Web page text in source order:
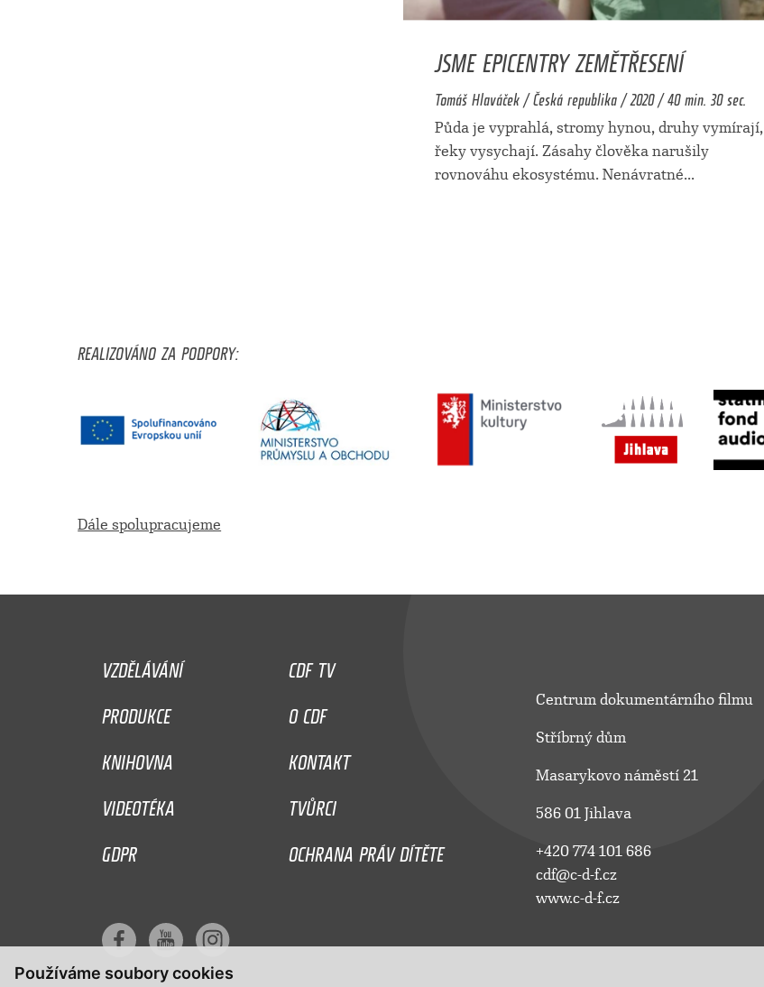
Používáme soubory cookies
JSME EPICENTRY ZEMĚTŘESENÍ
Tomáš Hlaváček / Česká republika / 2020 / 40 min. 30 sec.
Půda je vyprahlá, stromy hynou, druhy vymírají,
řeky vysychají. Zásahy člověka narušily
rovnováhu ekosystému. Nenávratné...
REALIZOVÁNO ZA PODPORY:
Dále spolupracujeme
VZDĚLÁVÁNÍ
CDF TV
PRODUKCE
O CDF
KNIHOVNA
KONTAKT
VIDEOTÉKA
TVŮRCI
GDPR
OCHRANA PRÁV DÍTĚTE
Centrum dokumentárního filmu
Stříbrný dům
Masarykovo náměstí 21
586 01 Jihlava
+420 774 101 686
cdf@c-d-f.cz
www.c-d-f.cz